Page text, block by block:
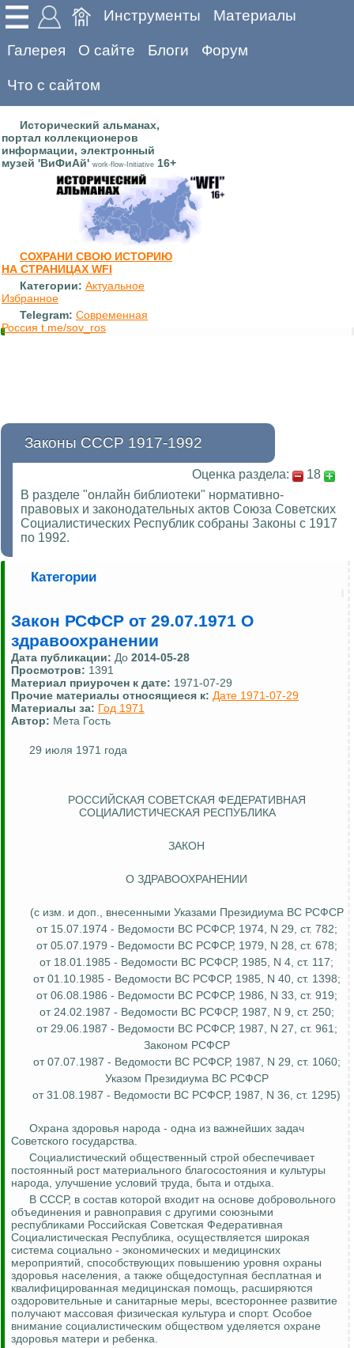
Инструменты Материалы
Галерея О сайте Блоги Форум
Что с сайтом
Исторический альманах,
портал коллекционеров
информации, электронный
музей 'ВиФиАй' work-flow-Initiative 16+
СОХРАНИ СВОЮ ИСТОРИЮ
НА СТРАНИЦАХ WFI
Категории: Актуальное
Избранное
Telegram: Современная
Россия t.me/sov_ros
Законы СССР 1917-1992
Оценка раздела:
18
В разделе "онлайн библиотеки" нормативно-
правовых и законодательных актов Союза Советских
Социалистических Республик собраны Законы с 1917
по 1992.
Категории
Закон РСФСР от 29.07.1971 О
здравоохранении
Дата публикации: До 2014-05-28
Просмотров: 1391
Материал приурочен к дате: 1971-07-29
Прочие материалы относящиеся к: Дате 1971-07-29
Материалы за: Год 1971
Автор: Мета Гость
29 июля 1971 года
РОССИЙСКАЯ СОВЕТСКАЯ ФЕДЕРАТИВНАЯ
СОЦИАЛИСТИЧЕСКАЯ РЕСПУБЛИКА
ЗАКОН
О ЗДРАВООХРАНЕНИИ
(с изм. и доп., внесенными Указами Президиума ВС РСФСР
от 15.07.1974 - Ведомости ВС РСФСР, 1974, N 29, ст. 782;
от 05.07.1979 - Ведомости ВС РСФСР, 1979, N 28, ст. 678;
от 18.01.1985 - Ведомости ВС РСФСР, 1985, N 4, ст. 117;
от 01.10.1985 - Ведомости ВС РСФСР, 1985, N 40, ст. 1398;
от 06.08.1986 - Ведомости ВС РСФСР, 1986, N 33, ст. 919;
от 24.02.1987 - Ведомости ВС РСФСР, 1987, N 9, ст. 250;
от 29.06.1987 - Ведомости ВС РСФСР, 1987, N 27, ст. 961;
Законом РСФСР
от 07.07.1987 - Ведомости ВС РСФСР, 1987, N 29, ст. 1060;
Указом Президиума ВС РСФСР
от 31.08.1987 - Ведомости ВС РСФСР, 1987, N 36, ст. 1295)
Охрана здоровья народа - одна из важнейших задач
Советского государства.
Социалистический общественный строй обеспечивает
постоянный рост материального благосостояния и культуры
народа, улучшение условий труда, быта и отдыха.
В СССР, в состав которой входит на основе добровольного
объединения и равноправия с другими союзными
республиками Российская Советская Федеративная
Социалистическая Республика, осуществляется широкая
система социально - экономических и медицинских
мероприятий, способствующих повышению уровня охраны
здоровья населения, а также общедоступная бесплатная и
квалифицированная медицинская помощь, расширяются
оздоровительные и санитарные меры, всестороннее развитие
получают массовая физическая культура и спорт. Особое
внимание социалистическим обществом уделяется охране
здоровья матери и ребенка.